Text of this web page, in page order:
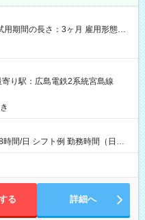
用期間の長さ：3ヶ月 雇用形態、
寄り駅：広島電鉄2系統宮島線
間/日 シフト例 勤務時間（日
8時間 待機休憩2時間）（日勤1回
る 詳細へ